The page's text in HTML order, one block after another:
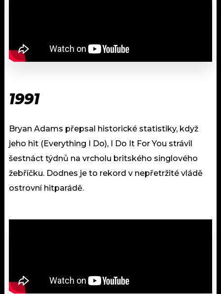
1991
Bryan Adams přepsal historické statistiky, když
jeho hit (Everything I Do), I Do It For You strávil
šestnáct týdnů na vrcholu britského singlového
žebříčku. Dodnes je to rekord v nepřetržité vládě
ostrovní hitparádě.